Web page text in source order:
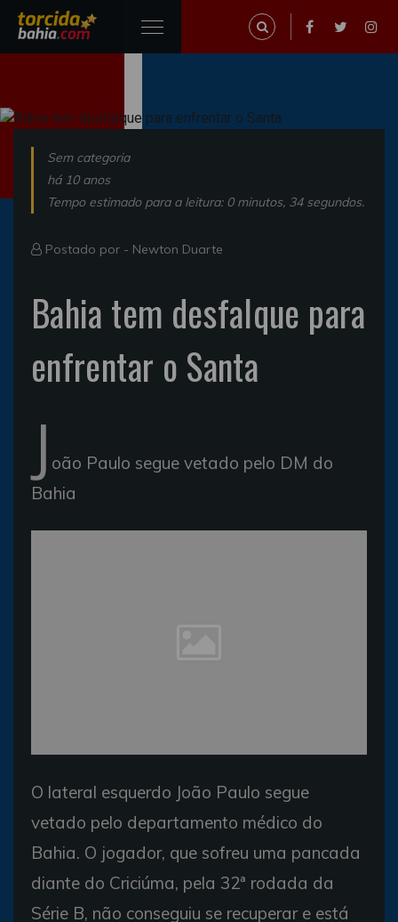
Sem categoria
há 10 anos
Tempo estimado para a leitura: 0 minutos, 34 segundos.
Postado por - Newton Duarte
Bahia tem desfalque para
enfrentar o Santa
J oão Paulo segue vetado pelo DM do
Bahia
O lateral esquerdo João Paulo segue
vetado pelo departamento médico do
Bahia. O jogador, que sofreu uma pancada
diante do Criciúma, pela 32ª rodada da
Série B, não conseguiu se recuperar e está